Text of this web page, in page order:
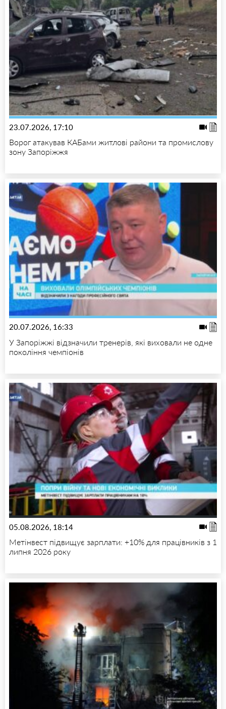
23.07.2026, 17:10
Ворог атакував КАБами житлові райони та промислову
зону Запоріжжя
20.07.2026, 16:33
У Запоріжжі відзначили тренерів, які виховали не одне
покоління чемпіонів
05.08.2026, 18:14
Метінвест підвищує зарплати: +10% для працівників з 1
липня 2026 року